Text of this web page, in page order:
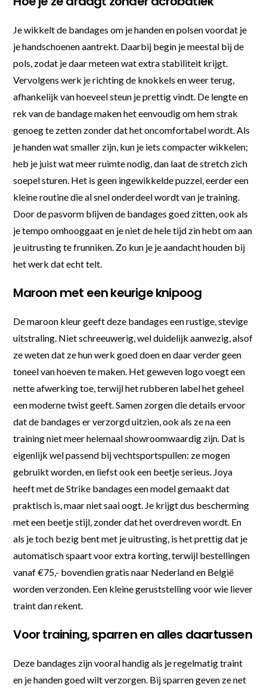
Je wikkelt de bandages om je handen en polsen voordat je
je handschoenen aantrekt. Daarbij begin je meestal bij de
pols, zodat je daar meteen wat extra stabiliteit krijgt.
Vervolgens werk je richting de knokkels en weer terug,
afhankelijk van hoeveel steun je prettig vindt. De lengte en
rek van de bandage maken het eenvoudig om hem strak
genoeg te zetten zonder dat het oncomfortabel wordt. Als
je handen wat smaller zijn, kun je iets compacter wikkelen;
heb je juist wat meer ruimte nodig, dan laat de stretch zich
soepel sturen. Het is geen ingewikkelde puzzel, eerder een
kleine routine die al snel onderdeel wordt van je training.
Door de pasvorm blijven de bandages goed zitten, ook als
je tempo omhooggaat en je niet de hele tijd zin hebt om aan
je uitrusting te frunniken. Zo kun je je aandacht houden bij
het werk dat echt telt.
Maroon met een keurige knipoog
De maroon kleur geeft deze bandages een rustige, stevige
uitstraling. Niet schreeuwerig, wel duidelijk aanwezig, alsof
ze weten dat ze hun werk goed doen en daar verder geen
toneel van hoeven te maken. Het geweven logo voegt een
nette afwerking toe, terwijl het rubberen label het geheel
een moderne twist geeft. Samen zorgen die details ervoor
dat de bandages er verzorgd uitzien, ook als ze na een
training niet meer helemaal showroomwaardig zijn. Dat is
eigenlijk wel passend bij vechtsportspullen: ze mogen
gebruikt worden, en liefst ook een beetje serieus. Joya
heeft met de Strike bandages een model gemaakt dat
praktisch is, maar niet saai oogt. Je krijgt dus bescherming
met een beetje stijl, zonder dat het overdreven wordt. En
als je toch bezig bent met je uitrusting, is het prettig dat je
automatisch spaart voor extra korting, terwijl bestellingen
vanaf €75,- bovendien gratis naar Nederland en België
worden verzonden. Een kleine geruststelling voor wie liever
traint dan rekent.
Voor training, sparren en alles daartussen
Deze bandages zijn vooral handig als je regelmatig traint
en je handen goed wilt verzorgen. Bij sparren geven ze net